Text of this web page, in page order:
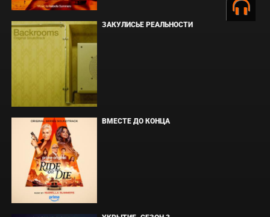
ЗАКУЛИСЬЕ РЕАЛЬНОСТИ
ВМЕСТЕ ДО КОНЦА